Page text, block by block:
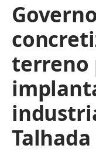
terreno
Talhada